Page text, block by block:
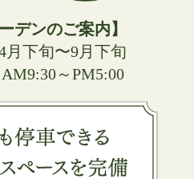
デンのご案内】
下旬〜9月下旬
～PM5:00